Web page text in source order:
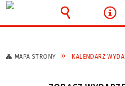
MAPA STRONY KALENDARZ